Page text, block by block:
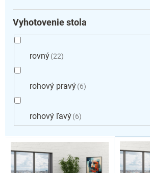
Vyhotovenie stola
rovný 22
rohový pravý 6
rohový ľavý 6
V